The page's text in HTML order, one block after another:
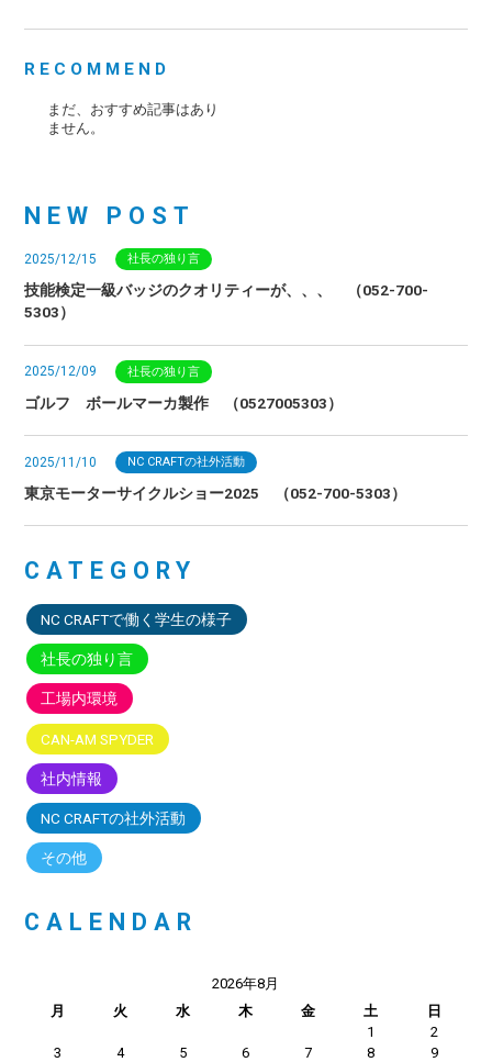
RECOMMEND
まだ、おすすめ記事はあり
ません。
NEW POST
2025/12/15 社長の独り言
技能検定一級バッジのクオリティーが、、、 （052-700-
5303）
2025/12/09 社長の独り言
ゴルフ ボールマーカ製作 （0527005303）
2025/11/10 NC CRAFTの社外活動
東京モーターサイクルショー2025 （052-700-5303）
CATEGORY
NC CRAFTで働く学生の様子
社長の独り言
工場内環境
CAN-AM SPYDER
社内情報
NC CRAFTの社外活動
その他
CALENDAR
2026年8月
月
火 水 木 金 土
日
1
2
3
4 5 6 7 8
9